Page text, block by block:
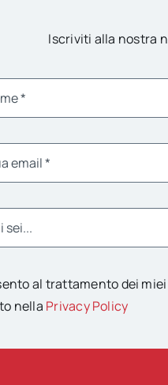
Iscriviti alla nostra
al trattamento dei
nella Privacy Policy